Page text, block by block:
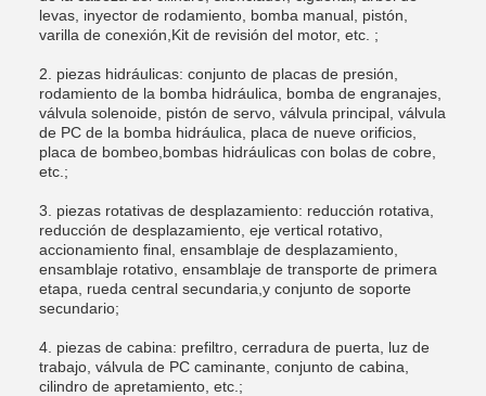
levas, inyector de rodamiento, bomba manual, pistón,
varilla de conexión,Kit de revisión del motor, etc. ;
2. piezas hidráulicas: conjunto de placas de presión,
rodamiento de la bomba hidráulica, bomba de engranajes,
válvula solenoide, pistón de servo, válvula principal, válvula
de PC de la bomba hidráulica, placa de nueve orificios,
placa de bombeo,bombas hidráulicas con bolas de cobre,
etc.;
3. piezas rotativas de desplazamiento: reducción rotativa,
reducción de desplazamiento, eje vertical rotativo,
accionamiento final, ensamblaje de desplazamiento,
ensamblaje rotativo, ensamblaje de transporte de primera
etapa, rueda central secundaria,y conjunto de soporte
secundario;
4. piezas de cabina: prefiltro, cerradura de puerta, luz de
trabajo, válvula de PC caminante, conjunto de cabina,
cilindro de apretamiento, etc.;